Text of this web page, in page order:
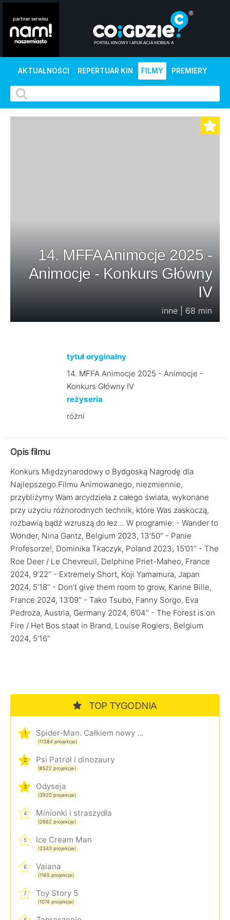
AKTUALNOŚCI REPERTUAR KIN FILMY PREMIERY
14. MFFA Animocje 2025 -
Animocje - Konkurs Główny
IV
inne | 68 min
tytuł oryginalny
14. MFFA Animocje 2025 - Animocje -
Konkurs Główny IV
reżyseria
różni
Opis filmu
Konkurs Międzynarodowy o Bydgoską Nagrodę dla
Najlepszego Filmu Animowanego, niezmiennie,
przybliżymy Wam arcydzieła z całego świata, wykonane
przy użyciu różnorodnych technik, które Was zaskoczą,
rozbawią bądź wzruszą do łez… W programie: - Wander to
Wonder, Nina Gantz, Belgium 2023, 13’50’’ - Panie
Profesorze!, Dominika Tkaczyk, Poland 2023, 15’01’’ - The
Roe Deer / Le Chevreuil, Delphine Priet-Maheo, France
2024, 9’22’’ - Extremely Short, Koji Yamamura, Japan
2024, 5’18’’ - Don’t give them room to grow, Karine Bille,
France 2024, 13’09’’ - Tako Tsubo, Fanny Sorgo, Eva
Pedroza, Austria, Germany 2024, 6’04’’ - The Forest is on
Fire / Het Bos staat in Brand, Louise Rogiers, Belgium
2024, 5’16’’
TOP TYGODNIA
1 Spider-Man. Całkiem nowy dzień
(11384 projekcje)
2 Psi Patrol i dinozaury
(8522 projekcje)
3 Odyseja
(3920 projekcje)
4 Minionki i straszydła
(2662 projekcje)
5 Ice Cream Man
(2343 projekcje)
6 Vaiana
(1165 projekcje)
7 Toy Story 5
(1074 projekcje)